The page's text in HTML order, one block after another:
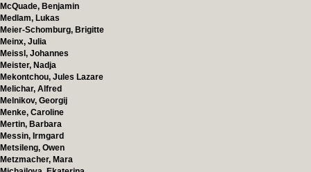
McQuade, Benjamin
Medlam, Lukas
Meier-Schomburg, Brigitte
Meinx, Julia
Meissl, Johannes
Meister, Nadja
Mekontchou, Jules Lazare
Melichar, Alfred
Melnikov, Georgij
Menke, Caroline
Mertin, Barbara
Messin, Irmgard
Metsileng, Owen
Metzmacher, Mara